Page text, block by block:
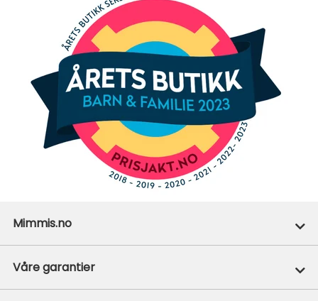
Mimmis.no
Ofte stilte spørsmål
Våre garantier